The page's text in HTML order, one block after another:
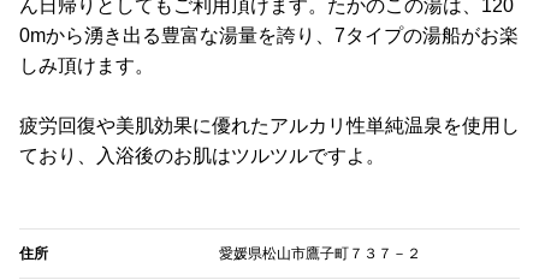
ん日帰りとしてもご利用頂けます。たかのこの湯は、120
0mから湧き出る豊富な湯量を誇り、7タイプの湯船がお楽
しみ頂けます。
疲労回復や美肌効果に優れたアルカリ性単純温泉を使用し
ており、入浴後のお肌はツルツルですよ。
住所 愛媛県松山市鷹子町７３７－２